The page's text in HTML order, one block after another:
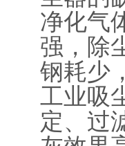
净化气
强，除
钢耗少
工业吸
定、过